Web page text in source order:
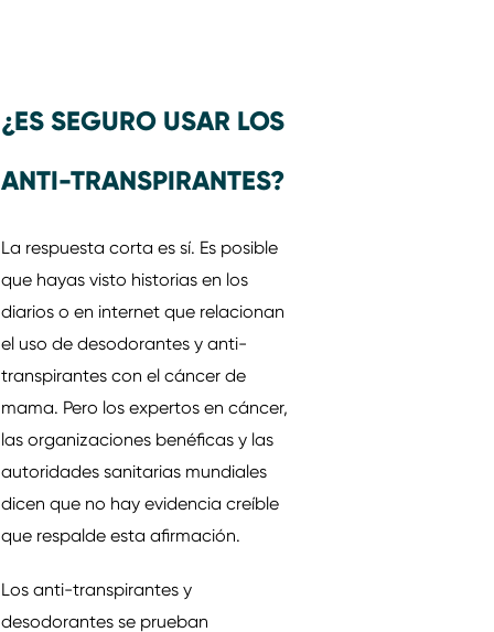
¿ES SEGURO USAR LOS
ANTI-TRANSPIRANTES?
La respuesta corta es sí. Es posible
que hayas visto historias en los
diarios o en internet que relacionan
el uso de desodorantes y anti-
transpirantes con el cáncer de
mama. Pero los expertos en cáncer,
las organizaciones benéficas y las
autoridades sanitarias mundiales
dicen que no hay evidencia creíble
que respalde esta afirmación.
Los anti-transpirantes y
desodorantes se prueban